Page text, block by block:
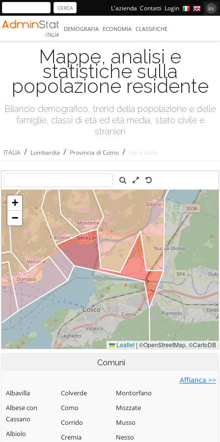
L'azienda Contatti Login
ITALIA
DEMOGRAFIA ECONOMIA CLASSIFICHE
Mappe, analisi e
statistiche sulla
popolazione residente
Bilancio demografico, trend della popolazione e delle
famiglie, classi di età ed età media, stato civile e
stranieri
ITALIA / Lombardia / Provincia di Como / Gera Lario
Comuni
Affianca >>
Albavilla
Albese con
Cassano
Albiolo
Colverde
Como
Corrido
Cremia
Montorfano
Mozzate
Musso
Nesso